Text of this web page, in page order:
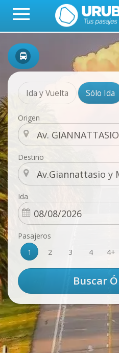
Ida y Vuelta Sólo Ida
Origen
Destino
Ida
Pasajeros
1
2 3 4 4+